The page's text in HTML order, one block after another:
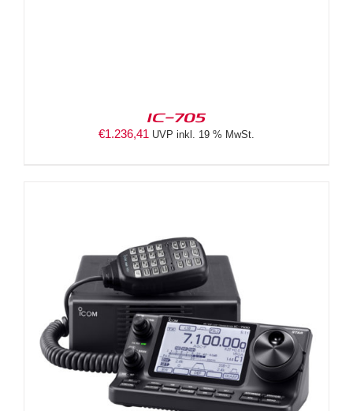
IC-705
€1.236,41 UVP inkl. 19 % MwSt.